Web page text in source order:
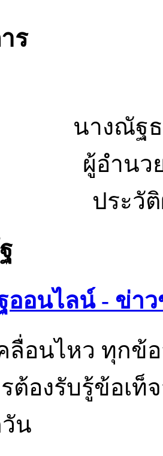
ร
นางณัฐ
ผู้อำนว
ประวั
ออนไลน์ - ข่า
ลื่อนไหว ทุกข้
ต้องรับรู้ข้อเท็
น